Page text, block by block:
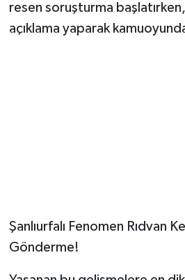
resen soruşturma başlatırken,
açıklama yaparak
​Şanlıurfalı Fenomen Rıdvan
Gönderme!